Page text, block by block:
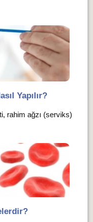
Yapılır?
rahim ağzı (serviks)